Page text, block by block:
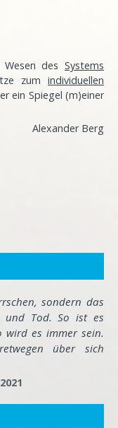
des Systems
zum individuellen
ein Spiegel (m)einer
Alexander Berg
sondern das
und Tod. So ist es
wird es immer sein.
über sich